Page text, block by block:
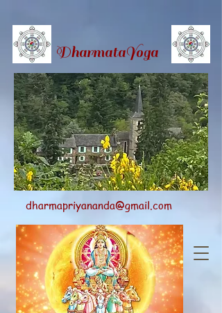
DharmataYoga
dharmapriyananda@gmail.com